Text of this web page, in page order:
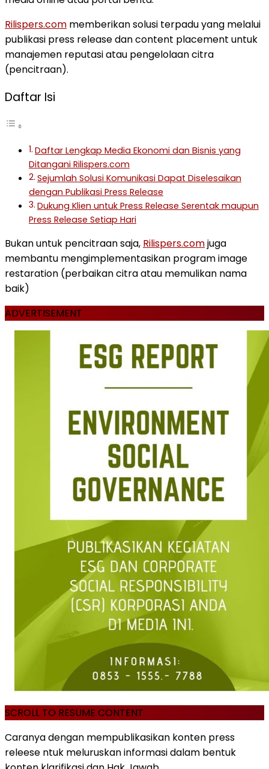
Rilispers.com memberikan solusi terpadu yang melalui
publikasi press release dan content placement untuk
manajemen reputasi atau pengelolaan citra
(pencitraan).
Daftar Isi
Daftar Lengkap Media Ekonomi dan Bisnis yang
Ditangani Rilispers.com
Sejumlah Solusi Komunikasi Dapat Diselesaikan
dengan Publikasi Press Release
Dukung Klien untuk Press Release Serentak maupun
Press Release Setiap Hari
Bukan untuk pencitraan saja, Rilispers.comjuga
membantu mengimplementasikan program image
restaration (perbaikan citra atau memulikan nama
baik)
ADVERTISEMENT
SCROLL TO RESUME CONTENT
Caranya dengan mempublikasikan konten press
releese ntuk meluruskan informasi dalam bentuk